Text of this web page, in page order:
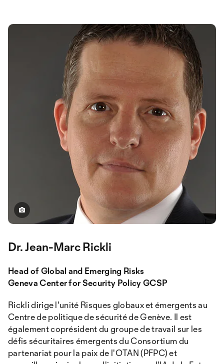
Dr. Jean-Marc Rickli
Head of Global and Emerging Risks
Geneva Center for Security Policy GCSP
Rickli dirige l'unité Risques globaux et émergents au
Centre de politique de sécurité de Genève. Il est
également coprésident du groupe de travail sur les
défis sécuritaires émergents du Consortium du
partenariat pour la paix de l'OTAN (PFPC) et